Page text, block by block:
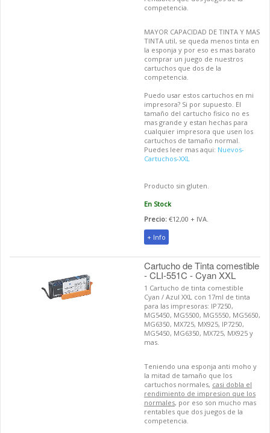
competencia.
MAYOR CAPACIDAD DE TINTA Y MAS
TINTA util, se queda menos tinta en
la esponja y por eso es mas barato
comprar un juego de nuestros
cartuchos que dos de la
competencia.
Puedo usar estos cartuchos en mi
impresora? Si por supuesto. El
tamaño del cartucho fisico no es
mas grande y estan hechas para
cualquier impresora que usen los
cartuchos de tamaño normal.
Puedes leer mas aqui: Nuevos-
Cartuchos-XXL
Producto sin gluten.
En Stock
Precio: €12,00 + IVA.
+ Info
Cartucho de Tinta comestible
- CLI-551C - Cyan XXL
1 Cartucho de tinta comestible
Cyan / Azul XXL con 17ml de tinta
para las impresoras: IP7250,
MG5450, MG5500, MG5550, MG5650,
MG6350, MX725, MX925, IP7250,
MG5450, MG6350, MX725, MX925 y
mas.
Teniendo una esponja anti moho y
la mitad de tamaño que los
cartuchos normales, casi dobla el
rendimiento de impresion que los
normales, por eso son mucho mas
rentables que dos juegos de la
competencia.